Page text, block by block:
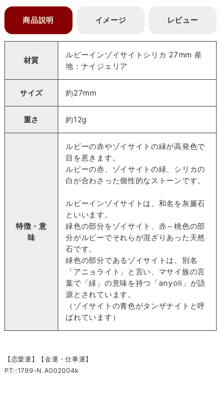
商品説明 イメージ レビュー
材質
ルビーインゾイサイトシリカ 27mm 産
地：ナイジェリア
サイズ 約27mm
重さ 約12g
特徴・意
味
ルビーの赤やゾイサイトの緑が高発色で
目を惹きます。
ルビーの赤、ゾイサイトの緑、シリカの
白が合わさった個性的なストーンです。
ルビーインゾイサイトは、和名を灰簾石
といいます。
緑色の部分をゾイサイト、赤～桃色の部
分がルビーでそれらが混ざりあった天然
石です。
緑色の部分であるゾイサイトは、別名
「アニョライト」と言い、マサイ族の言
葉で「緑」の意味を持つ「anyoli」が語
源とされています。
（ゾイサイトの青色がタンザナイトと呼
ばれています）
【恋愛運】【金運・仕事運】
PT::1799-N.A002004k